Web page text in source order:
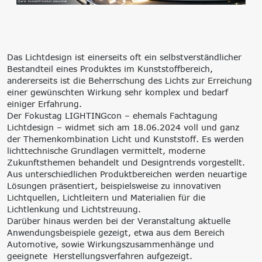
‘Lernen formt
e.V.
Consulting: Strategie,
Transformation,
Umsetzung
Innovationsnetzwerke
Internationalisierung
k-branche.de
EcoDesign
PCF, Produkt &
Portfolio
Doppelte
Strategien
Corporate Carbon
Footprint (CCF)
Environmental Product
Declaration (EPD)
Das Lichtdesign ist einerseits oft ein selbstverständlicher
Bestandteil eines Produktes im Kunststoffbereich,
andererseits ist die Beherrschung des Lichts zur Erreichung
einer gewünschten Wirkung sehr komplex und bedarf
einiger Erfahrung.
Der Fokustag LIGHTINGcon – ehemals Fachtagung
Lichtdesign – widmet sich am 18.06.2024 voll und ganz
der Themenkombination Licht und Kunststoff. Es werden
lichttechnische Grundlagen vermittelt, moderne
Zukunftsthemen behandelt und Designtrends vorgestellt.
Aus unterschiedlichen Produktbereichen werden neuartige
Lösungen präsentiert, beispielsweise zu innovativen
Lichtquellen, Lichtleitern und Materialien für die
Lichtlenkung und Lichtstreuung.
Darüber hinaus werden bei der Veranstaltung aktuelle
Anwendungsbeispiele gezeigt, etwa aus dem Bereich
Automotive, sowie Wirkungszusammenhänge und
geeignete Herstellungsverfahren aufgezeigt.